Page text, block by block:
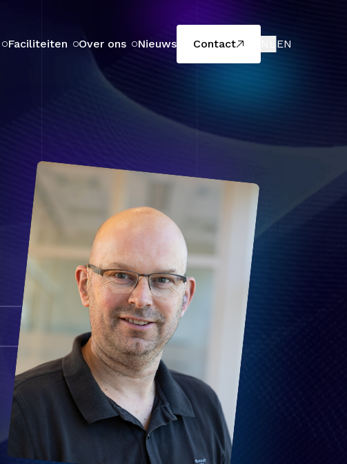
Faciliteiten Over ons Nieuws Contact EN